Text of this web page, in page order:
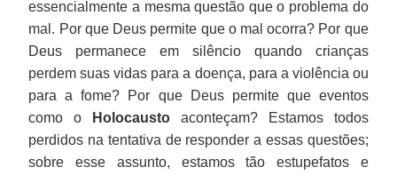
essencialmente a mesma questão que o problema do
mal. Por que Deus permite que o mal ocorra? Por que
Deus permanece em silêncio quando crianças
perdem suas vidas para a doença, para a violência ou
para a fome? Por que Deus permite que eventos
como o
Holocausto aconteçam? Estamos todos
perdidos na tentativa de responder a essas questões;
sobre esse assunto, estamos tão estupefatos e